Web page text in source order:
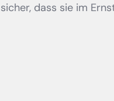
dass sie im